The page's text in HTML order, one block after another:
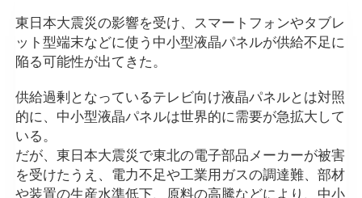
東日本大震災の影響を受け、スマートフォンやタブレ
ット型端末などに使う中小型液晶パネルが供給不足に
陥る可能性が出てきた。
供給過剰となっているテレビ向け液晶パネルとは対照
的に、中小型液晶パネルは世界的に需要が急拡大して
いる。
だが、東日本大震災で東北の電子部品メーカーが被害
を受けたうえ、電力不足や工業用ガスの調達難、部材
や装置の生産水準低下、原料の高騰などにより、中小